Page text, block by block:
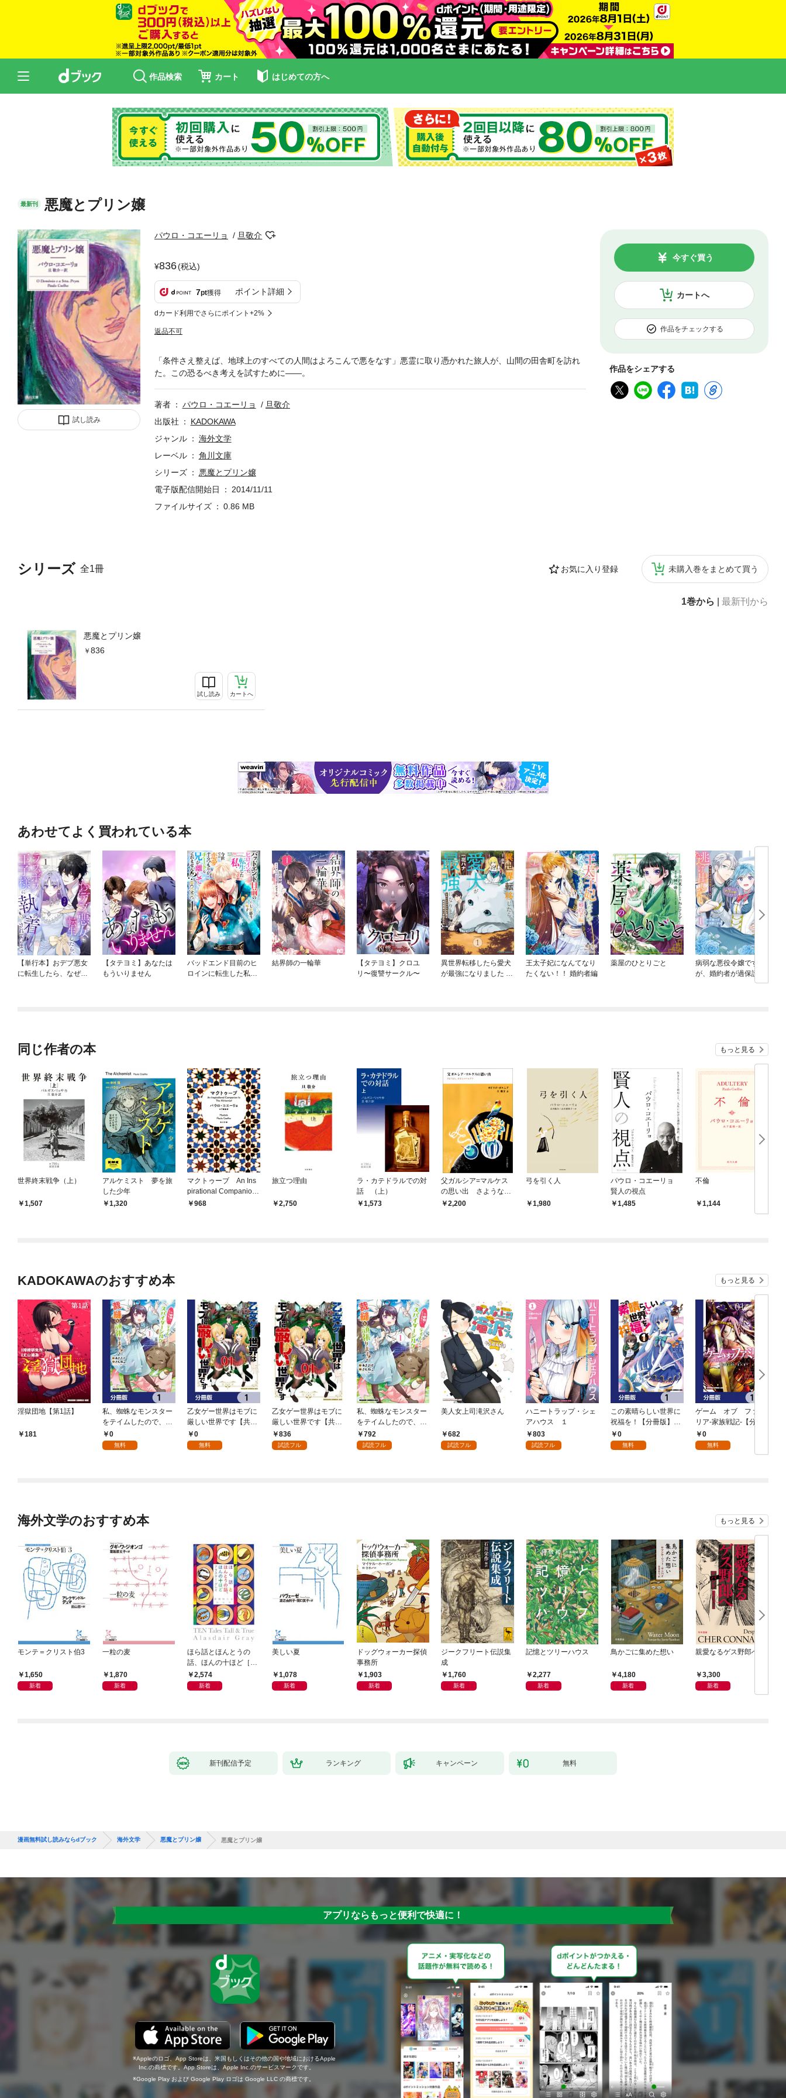
作品検索 カート はじめての方へ
最新刊 悪魔とプリン嬢
試し読み
パウロ・コエーリョ 旦敬介
836(税込)
7pt獲得 ポイント詳細
dカード利用でさらにポイント+2%
返品不可
カートへ
今すぐ買う
作品をチェックする
作品をシェアする
シリーズ 全1冊 お気に入り登録 未購入巻をまとめて買う
1巻から 最新刊から
悪魔とプリン嬢
836
試し読み カートへ
「条件さえ整えば、地球上のすべての人間はよろこんで悪をなす」悪霊に取り憑かれた旅人が、山間の田舎町を訪れ
た。この恐るべき考えを試すために――。
著者 パウロ・コエーリョ
旦敬介
出版社
KADOKAWA
ジャンル
海外文学
レーベル
角川文庫
シリーズ
悪魔とプリン嬢
電子版配信開始日
2014/11/11
ファイルサイズ
0.86 MB
あわせてよく買われている本
【単行本】おデブ悪女
に転生したら、なぜか
【タテヨミ】あなたは
もういりません
バッドエンド目前のヒ
ロインに転生した私、
結界師の一輪華
【タテヨミ】クロユ
リ〜復讐サークル〜
異世界転移したら愛犬
が最強になりました ～
王太子妃になんてなり
たくない！！ 婚約者編
薬屋のひとりごと
病弱な悪役令嬢です
が、婚約者が過保護す
ぎて逃げ出したい(私た
同じ作者の本 もっと見る
世界終末戦争（上）
1,507
アルケミスト 夢を旅
した少年
1,320
マクトゥーブ An Ins
pirational Companion t
o The Alchemist
968
旅立つ理由
2,750
ラ・カテドラルでの対
話 （上）
1,573
父ガルシア=マルケス
の思い出 さような
ら、ガボとメルセデス
2,200
弓を引く人
1,980
パウロ・コエーリョ
賢人の視点
1,485
不倫
1,144
KADOKAWAのおすすめ本 もっと見る
淫獄団地【第1話】
181
私、蜘蛛なモンスター
をテイムしたので、ス
パイダーシルクで裁縫
を頑張ります！【分冊
0
無料
乙女ゲー世界はモブに
厳しい世界です【共和
国編】【分冊版】 1
0
無料
乙女ゲー世界はモブに
厳しい世界です【共和
国編】 ０１
836
試読フル
私、蜘蛛なモンスター
をテイムしたので、ス
パイダーシルクで裁縫
を頑張ります！ 1
792
試読フル
美人女上司滝沢さん
682
試読フル
ハニートラップ・シェ
アハウス １
803
試読フル
この素晴らしい世界に
祝福を！【分冊版】
1 0
無料
ゲーム オブ ファミ
リア-家族戦記-【分冊
版】 1
0
無料
海外文学のおすすめ本 もっと見る
モンテ＝クリスト伯3
1,650
新着
一粒の麦
1,870
新着
ほら話とほんとうの
話、ほんの十ほど［新
装版］
2,574
新着
美しい夏
1,078
新着
ドッグウォーカー探偵
事務所
1,903
新着
ジークフリート伝説集
成
1,760
新着
記憶とツリーハウス
2,277
新着
鳥かごに集めた想い
4,180
新着
親愛なるゲス野郎へ
3,300
新着
新刊配信予定 ランキング キャンペーン 無料
漫画無料試し読みならdブック 海外文学 悪魔とプリン嬢 悪魔とプリン嬢
アプリならもっと便利で快適に！
Appleのロゴ、App Storeは、米国もしくはその他の国や地域におけるApple
Inc.の商標です。App Storeは、Apple Inc.のサービスマークです。
Google Play および Google Play ロゴは Google LLC の商標です。